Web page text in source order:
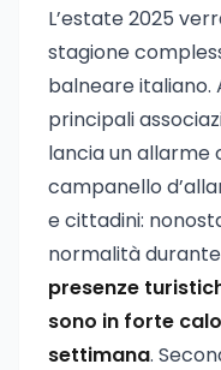
L’estate 2025
stagione
balneare italiano.
principali
lancia un allarme
campanello
e cittadini:
normalità
presenze
sono in forte
settimana.